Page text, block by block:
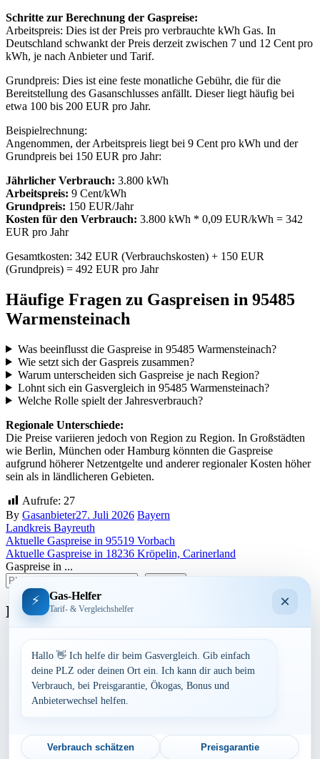
Schritte zur Berechnung der Gaspreise:
Arbeitspreis: Dies ist der Preis pro verbrauchte kWh Gas. In
Deutschland schwankt der Preis derzeit zwischen 7 und 12 Cent pro
kWh, je nach Anbieter und Tarif.
Grundpreis: Dies ist eine feste monatliche Gebühr, die für die
Bereitstellung des Gasanschlusses anfällt. Dieser liegt häufig bei
etwa 100 bis 200 EUR pro Jahr.
Beispielrechnung:
Angenommen, der Arbeitspreis liegt bei 9 Cent pro kWh und der
Grundpreis bei 150 EUR pro Jahr:
Jährlicher Verbrauch: 3.800 kWh
Arbeitspreis: 9 Cent/kWh
Grundpreis: 150 EUR/Jahr
Kosten für den Verbrauch: 3.800 kWh * 0,09 EUR/kWh = 342
EUR pro Jahr
Gesamtkosten: 342 EUR (Verbrauchskosten) + 150 EUR
(Grundpreis) = 492 EUR pro Jahr
Häufige Fragen zu Gaspreisen in 95485
Warmensteinach
Was beeinflusst die Gaspreise in 95485 Warmensteinach?
Wie setzt sich der Gaspreis zusammen?
Warum unterscheiden sich Gaspreise je nach Region?
Lohnt sich ein Gasvergleich in 95485 Warmensteinach?
Welche Rolle spielt der Jahresverbrauch?
Regionale Unterschiede:
Die Preise variieren jedoch von Region zu Region. In Großstädten
wie Berlin, München oder Hamburg könnten die Gaspreise
aufgrund höherer Netzentgelte und anderer regionaler Kosten höher
sein als in ländlicheren Gebieten.
Aufrufe: 27
By Gasanbieter27. Juli 2026 Bayern
Landkreis Bayreuth
Beitragsnavigation
Aktuelle Gaspreise in 95519 Vorbach
Aktuelle Gaspreise in 18236 Kröpelin, Carinerland
Gaspreise in ...
Bundesland
Bayern
Berlin
Brandenburg
Hamburg
Mecklenburg-Vorpommern
Niedersachsen
⚡ Gas-Helfer
Tarif- & Vergleichshelfer ×
Hallo 👋 Ich helfe dir beim Gasvergleich. Gib einfach
deine PLZ oder deinen Ort ein. Ich kann dir auch beim
Verbrauch, bei Preisgarantie, Ökogas, Bonus und
Anbieterwechsel helfen.
Verbrauch schätzen Preisgarantie